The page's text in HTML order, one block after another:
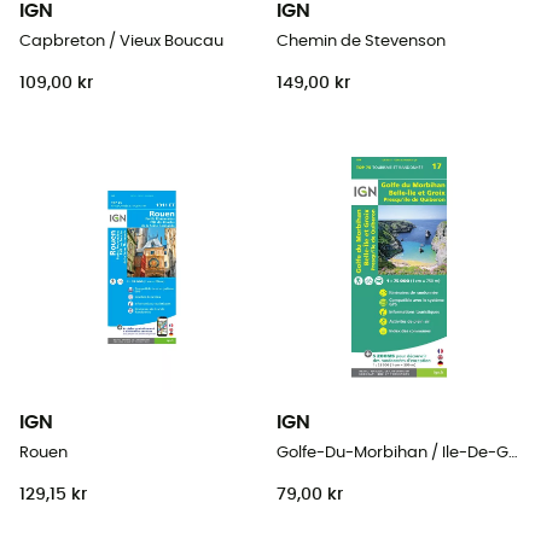
IGN
Capbreton / Vieux Boucau
109,00 kr
IGN
Chemin de Stevenson
149,00 kr
IGN
Rouen
129,15 kr
IGN
79,00 kr